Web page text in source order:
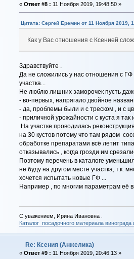
« Ответ #8 : 11 Ноября 2019, 19:48:50 »
Цитата: Сергей Еремин от 11 Ноября 2019,
Как у Вас отношения с Ксенией
Здравствуйте .
Да не сложились у нас отношения с
участка...
Не люблю лишних заморочек пусть
- во-первых, напрягало двойное
- да, проблемы были и с треском , и с
- приличной урожайности с куста я так
На участке проводилась
на 30 кустов потому что там рядом
обработке препаратами всё летит
отказывались , когда грозди им
Поэтому перечень в каталоге
не буду на другом месте участка, т.к.
хочется испытать новые ГФ ...
Например , по многим параметрам её
С уважением, Ирина Ивановна .
Каталог посадочного материала
Re: Ксения (Анжелика)
« Ответ #9 : 11 Ноября 2019, 20:46:13 »